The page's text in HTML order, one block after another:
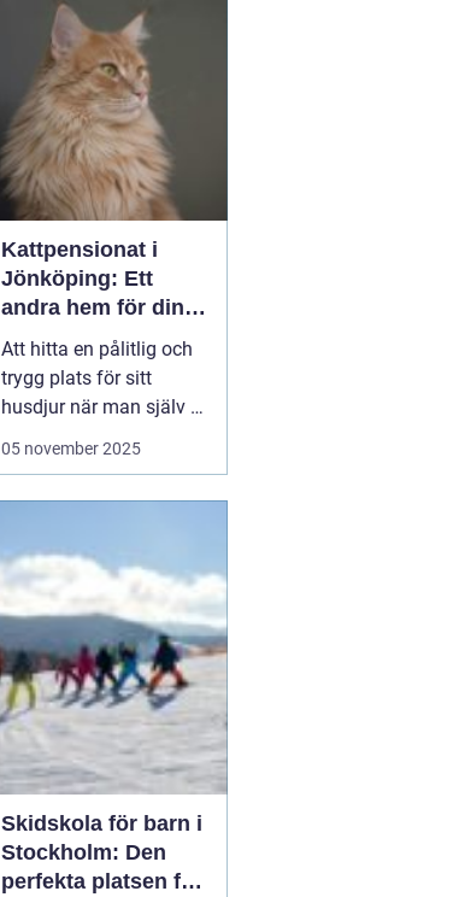
hunden blir...
Kattpensionat i
Jönköping: Ett
andra hem för din
katt
Att hitta en pålitlig och
trygg plats för sitt
husdjur när man själv är
på resande fot kan
lösningen vara att lämna
katten...
05 november 2025
Skidskola för barn i
Stockholm: Den
perfekta platsen för